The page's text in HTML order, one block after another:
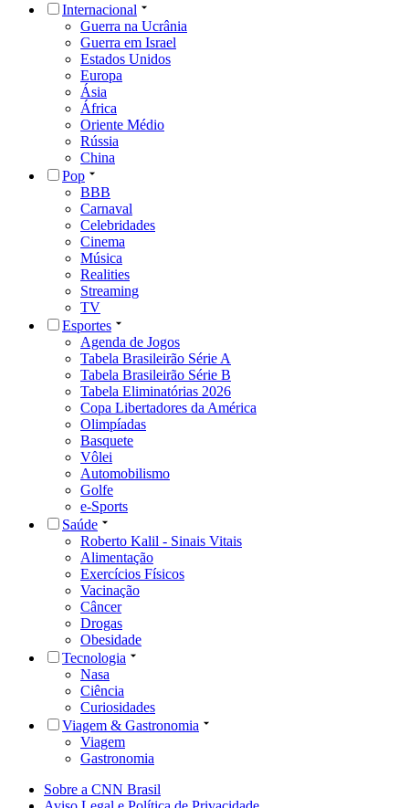
Internacional
Guerra na Ucrânia
Guerra em Israel
Estados Unidos
Europa
Ásia
África
Oriente Médio
Rússia
China
Pop
BBB
Carnaval
Celebridades
Cinema
Música
Realities
Streaming
TV
Esportes
Agenda de Jogos
Tabela Brasileirão Série A
Tabela Brasileirão Série B
Tabela Eliminatórias 2026
Copa Libertadores da América
Olimpíadas
Basquete
Vôlei
Automobilismo
Golfe
e-Sports
Saúde
Roberto Kalil - Sinais Vitais
Alimentação
Exercícios Físicos
Vacinação
Câncer
Drogas
Obesidade
Tecnologia
Nasa
Ciência
Curiosidades
Viagem & Gastronomia
Viagem
Gastronomia
Sobre a CNN Brasil